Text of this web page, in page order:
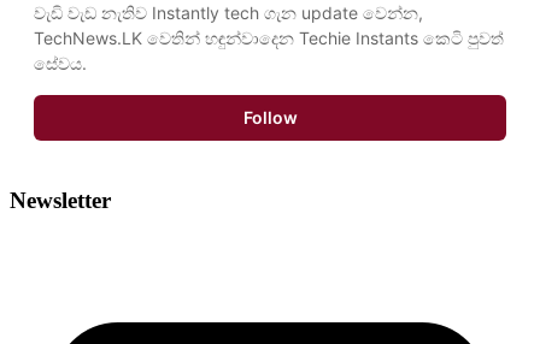
වැඩි වැඩ නැතිව Instantly tech ගැන update වෙන්න,
TechNews.LK වෙතින් හඳුන්වාදෙන Techie Instants කෙටි පුවත්
සේවය.
Follow
Newsletter